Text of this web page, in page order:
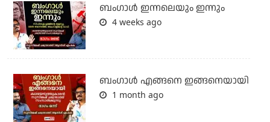
ബംഗാള്‍ ഇന്നലെയും ഇന്നും
4 weeks ago
ബം​ഗാൾ എങ്ങനെ ഇങ്ങനെയായി
1 month ago